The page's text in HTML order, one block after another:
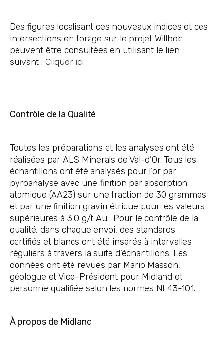
Des figures localisant ces nouveaux indices et ces
intersections en forage sur le projet Willbob
peuvent être consultées en utilisant le lien
suivant : Cliquer ici
Contrôle de la Qualité
Toutes les préparations et les analyses ont été
réalisées par ALS Minerals de Val-d’Or. Tous les
échantillons ont été analysés pour l’or par
pyroanalyse avec une finition par absorption
atomique (AA23) sur une fraction de 30 grammes
et par une finition gravimétrique pour les valeurs
supérieures à 3,0 g/t Au. Pour le contrôle de la
qualité, dans chaque envoi, des standards
certifiés et blancs ont été insérés à intervalles
réguliers à travers la suite d’échantillons. Les
données ont été revues par Mario Masson,
géologue et Vice-Président pour Midland et
personne qualifiée selon les normes NI 43-101.
À propos de Midland